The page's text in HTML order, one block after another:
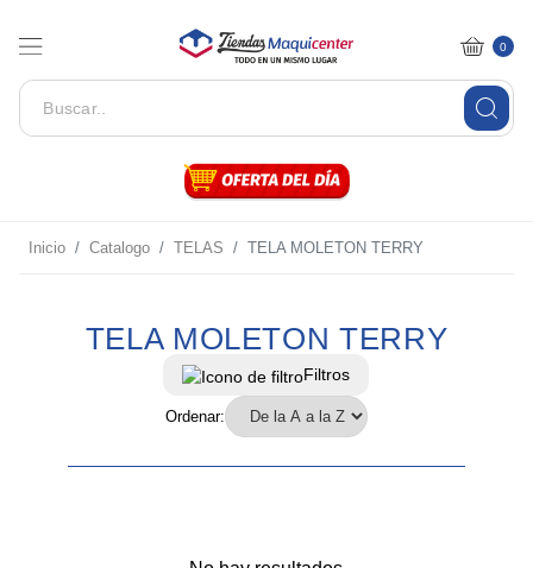
0
Inicio Catalogo TELAS TELA MOLETON TERRY
TELA MOLETON TERRY
Filtros
Ordenar: